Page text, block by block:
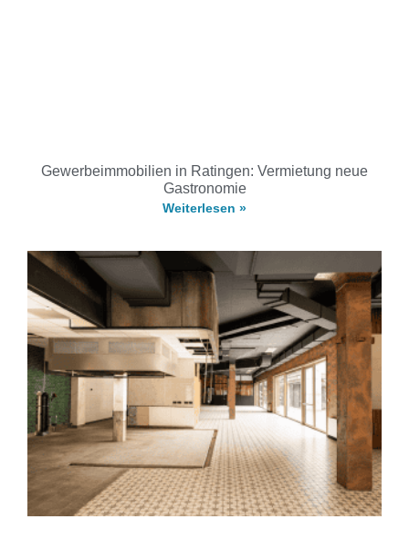
Gewerbeimmobilien in Ratingen: Vermietung neue
Gastronomie
Weiterlesen »